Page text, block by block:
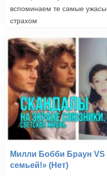
вспоминаем те самые
страхом
Милли Бобби Браун
семьей!» (Нет)